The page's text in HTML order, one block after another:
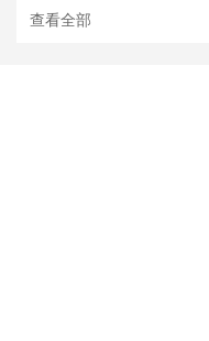
查看全部